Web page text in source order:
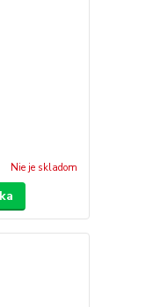
Nie je skladom